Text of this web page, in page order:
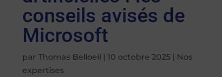
conseils avisés de
Microsoft
par Thomas Belloeil | 10 octobre 2025| Nos
expertises